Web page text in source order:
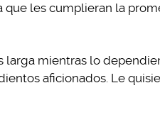
les cumplieran la
larga mientras lo
aficionados. Le